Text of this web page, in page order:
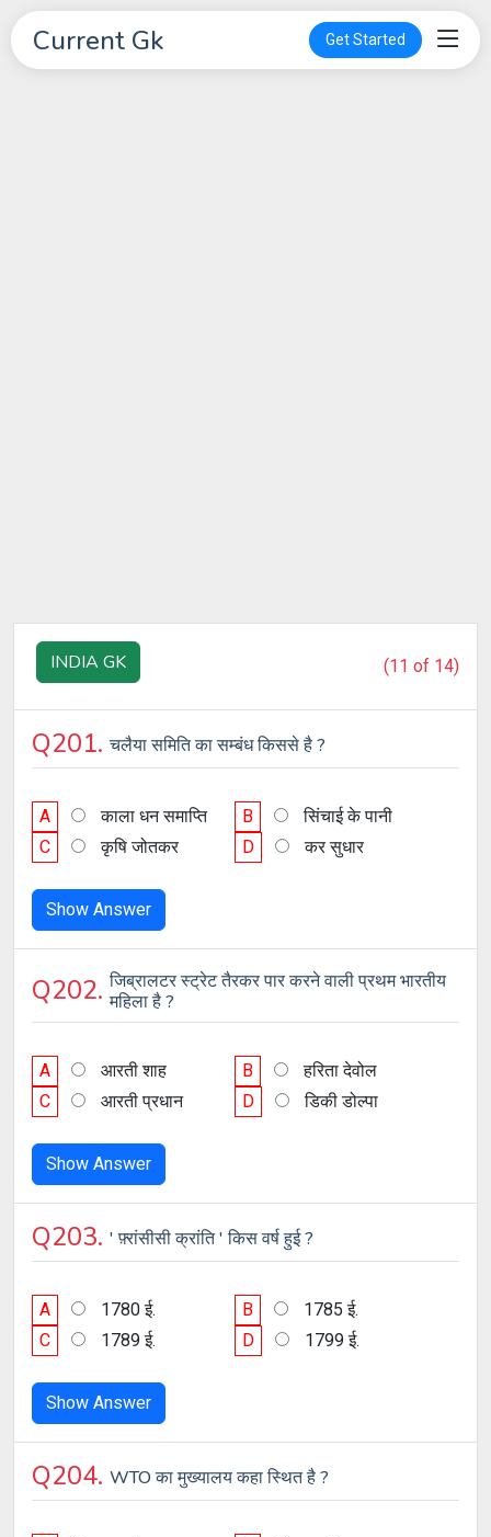
Current Gk Get Started
INDIA GK (11 of 14)
Q201.चलैया समिति का सम्बंध किससे है ?
A काला धन समाप्ति B
सिंचाई के पानी
C
कृषि जोतकर D कर सुधार
Show Answer
Q202.जिब्रालटर स्ट्रेट तैरकर पार करने वाली प्रथम भारतीय
महिला है ?
A आरती शाह B
हरिता देवोल
C
आरती प्रधान D डिकी डोल्पा
Show Answer
Q203. ' फ़्रांसीसी क्रांति ' किस वर्ष हुई ?
A 1780 ई. B
1785 ई.
C
1789 ई. D 1799 ई.
Show Answer
Q204. WTO का मुख्यालय कहा स्थित है ?